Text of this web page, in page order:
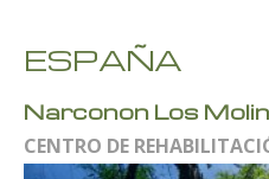
ESPAÑA
Narconon Los
CENTRO DE